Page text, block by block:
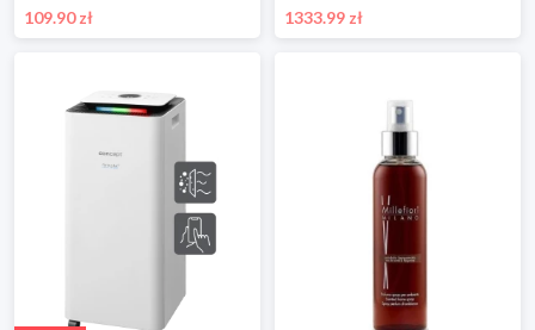
109.90 zł
1333.99 zł